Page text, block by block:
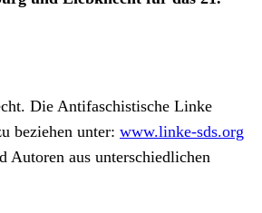
Die Antifaschistische Linke
beziehen unter: www.linke-sds.org
Autoren aus unterschiedlichen